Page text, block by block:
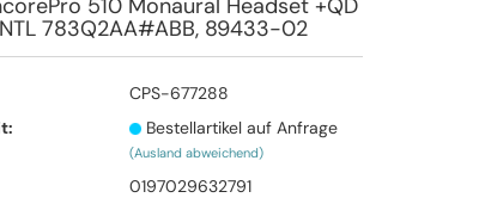
Passwort vergessen?
510 Monaural Headset +QD
783Q2AA#ABB, 89433-02
CPS-677288
Bestellartikel auf Anfrage
(Ausland abweichend)
0197029632791